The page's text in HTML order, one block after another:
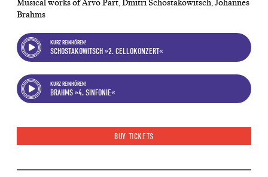
Musical works of Arvo Pärt, Dmitri Schostakowitsch, Johannes
Brahms
KURZ REINHÖREN!
SCHOSTAKOWITSCH »2. CELLOKONZERT«
KURZ REINHÖREN!
BRAHMS »4. SINFONIE«
BUY TICKETS